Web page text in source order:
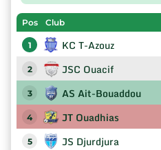
Pos Club
1 KC T-Azouz
2 JSC Ouacif
3 AS Ait-Bouaddou
4 JT Ouadhias
5 JS Djurdjura